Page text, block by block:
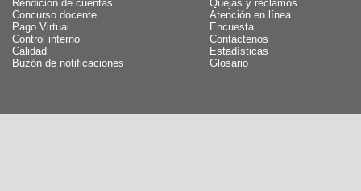
Rendición de cuentas
Concurso docente
Pago Virtual
Control interno
Calidad
Buzón de notificaciones
Quejas y reclamos
Atención en línea
Encuesta
Contáctenos
Estadísticas
Glosario